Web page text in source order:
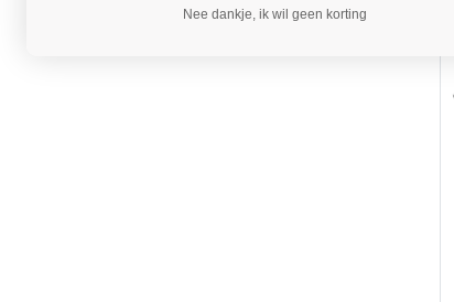
Nee dankje, ik wil geen korting